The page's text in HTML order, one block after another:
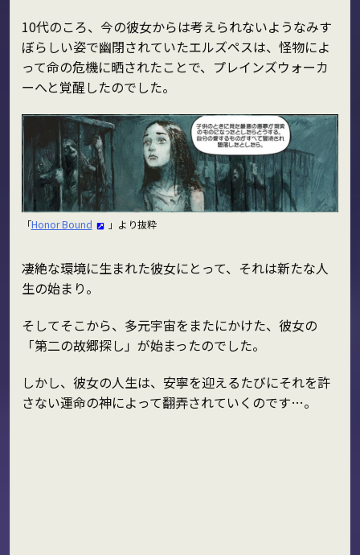
10代のころ、今の彼女からは考えられないようなみす
ぼらしい姿で幽閉されていたエルズペスは、怪物によ
って命の危機に晒されたことで、プレインズウォーカ
ーへと覚醒したのでした。
「Honor Bound 」より抜粋
凄絶な環境に生まれた彼女にとって、それは新たな人
生の始まり。
そしてそこから、多元宇宙をまたにかけた、彼女の
「第二の故郷探し」が始まったのでした。
しかし、彼女の人生は、安寧を迎えるたびにそれを許
さない運命の神によって翻弄されていくのです…。